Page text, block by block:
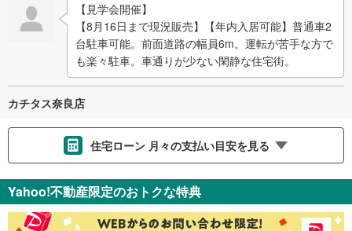
【見学会開催】
【8月16日まで現況販売】【年内入居可能】普通車2
台駐車可能。前面道路の幅員6m。運転が苦手な方で
も楽々駐車。車通りが少ない閑静な住宅街。
カチタス奈良店
住宅ローン 月々の支払い目安を見る
金利 ％
Yahoo!不動産限定のおトクな特典